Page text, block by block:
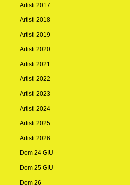
Artisti 2017
Artisti 2018
Artisti 2019
Artisti 2020
Artisti 2021
Artisti 2022
Artisti 2023
Artisti 2024
Artisti 2025
Artisti 2026
Dom 24 GIU
Dom 25 GIU
Dom 26